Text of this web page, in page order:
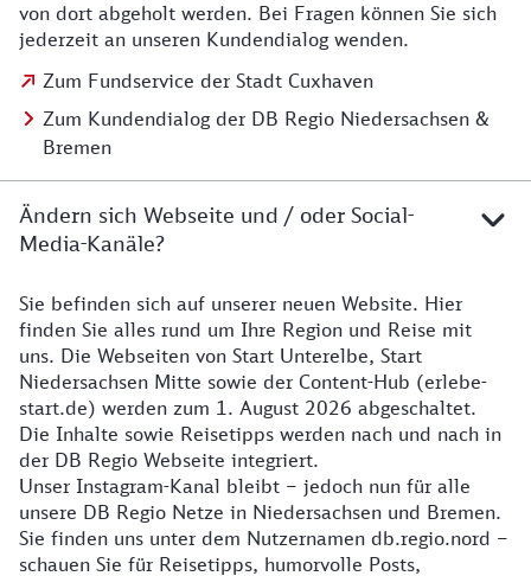
von dort abgeholt werden. Bei Fragen können Sie sich
jederzeit an unseren Kundendialog wenden.
Zum Fundservice der Stadt Cuxhaven
Zum Kundendialog der DB Regio Niedersachsen &
Bremen
Ändern sich Webseite und / oder Social-
Media-Kanäle?
Details zur Website
Sie befinden sich auf unserer neuen Website. Hier
finden Sie alles rund um Ihre Region und Reise mit
uns. Die Webseiten von Start Unterelbe, Start
Niedersachsen Mitte sowie der Content-Hub (erlebe-
start.de) werden zum 1. August 2026 abgeschaltet.
Die Inhalte sowie Reisetipps werden nach und nach in
der DB Regio Webseite integriert.
Unser Instagram-Kanal bleibt – jedoch nun für alle
unsere DB Regio Netze in Niedersachsen und Bremen.
Sie finden uns unter dem Nutzernamen db.regio.nord –
schauen Sie für Reisetipps, humorvolle Posts,